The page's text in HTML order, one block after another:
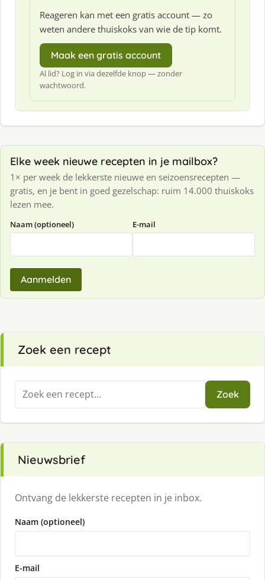
Reageren kan met een gratis account — zo
weten andere thuiskoks van wie de tip komt.
Maak een gratis account
Al lid? Log in via dezelfde knop — zonder
wachtwoord.
Elke week nieuwe recepten in je mailbox?
1× per week de lekkerste nieuwe en seizoensrecepten —
gratis, en je bent in goed gezelschap: ruim 14.000 thuiskoks
lezen mee.
Naam (optioneel) E-mail
Aanmelden
Zoek een recept
Zoeken
naar:
Zoek
Nieuwsbrief
Ontvang de lekkerste recepten in je inbox.
Naam (optioneel)
E-mail